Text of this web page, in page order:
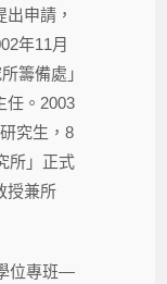
申請，
年11月
籌備處」
任。2003
究生，8
所」正式
授兼所
位專班—